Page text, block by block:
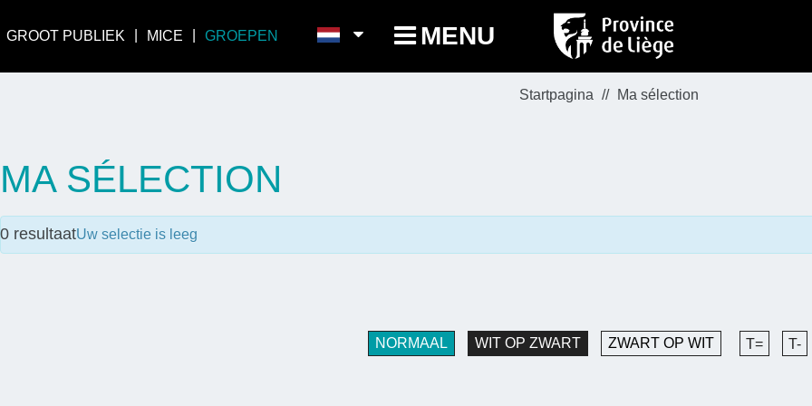
GROOT PUBLIEK MICE GROEPEN MENU
Startpagina Ma sélection
MA SÉLECTION
0 resultaatUw selectie is leeg
NORMAAL WIT OP ZWART ZWART OP WIT T= T-